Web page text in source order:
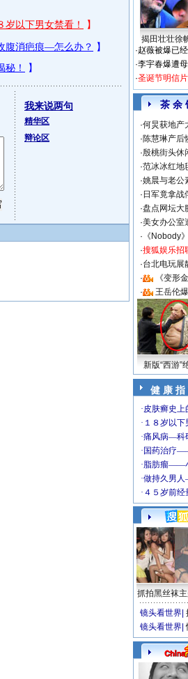
我来说两句
精华区
辩论区
揭田壮壮徐
·赵薇被爆已
·李宇春爆遭
·圣诞节明信
茶 余
·何炅获地产
·陈慧琳产后
·殷桃街头休
·范冰冰红地
·姚晨与老公
· 日军竟拿战
·盘点网坛大
·美女办公室
· 《Nobody
·搜狐娱乐招
·台北电玩展
·
《变形
·
王岳伦
新版“西游”
健 康 指
抓拍黑丝袜
镜头看世界
镜头看世界